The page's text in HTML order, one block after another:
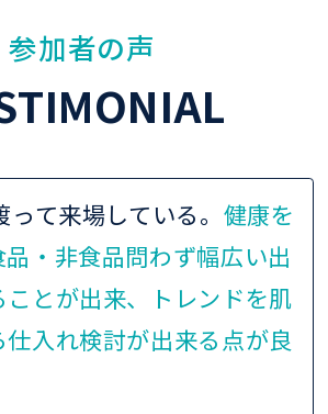
参加者の声
て来場している。 健康を
・非食品問わず幅広い出
とが出来、トレンドを肌
仕入れ検討が出来る点が良